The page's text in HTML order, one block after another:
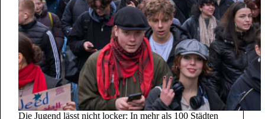
Die Jugend lässt nicht locker: In mehr als 100 Städten